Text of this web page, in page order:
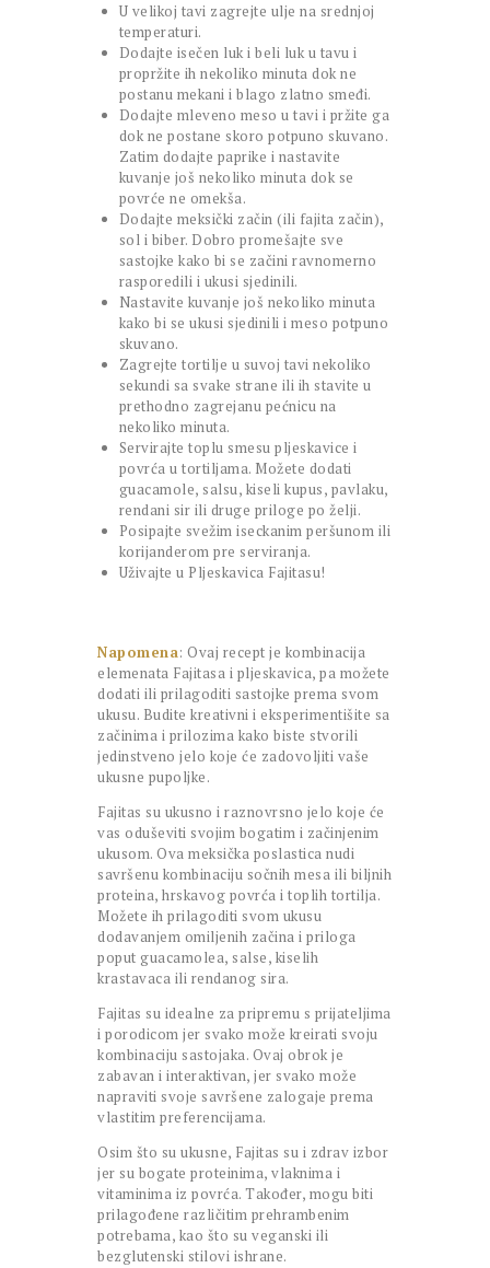
U velikoj tavi zagrejte ulje na srednjoj
temperaturi.
Dodajte isečen luk i beli luk u tavu i
propržite ih nekoliko minuta dok ne
postanu mekani i blago zlatno smeđi.
Dodajte mleveno meso u tavi i pržite ga
dok ne postane skoro potpuno skuvano.
Zatim dodajte paprike i nastavite
kuvanje još nekoliko minuta dok se
povrće ne omekša.
Dodajte meksički začin (ili fajita začin),
sol i biber. Dobro promešajte sve
sastojke kako bi se začini ravnomerno
rasporedili i ukusi sjedinili.
Nastavite kuvanje još nekoliko minuta
kako bi se ukusi sjedinili i meso potpuno
skuvano.
Zagrejte tortilje u suvoj tavi nekoliko
sekundi sa svake strane ili ih stavite u
prethodno zagrejanu pećnicu na
nekoliko minuta.
Servirajte toplu smesu pljeskavice i
povrća u tortiljama. Možete dodati
guacamole, salsu, kiseli kupus, pavlaku,
rendani sir ili druge priloge po želji.
Posipajte svežim iseckanim peršunom ili
korijanderom pre serviranja.
Uživajte u Pljeskavica Fajitasu!
Napomena: Ovaj recept je kombinacija
elemenata Fajitasa i pljeskavica, pa možete
dodati ili prilagoditi sastojke prema svom
ukusu. Budite kreativni i eksperimentišite sa
začinima i prilozima kako biste stvorili
jedinstveno jelo koje će zadovoljiti vaše
ukusne pupoljke.
Fajitas su ukusno i raznovrsno jelo koje će
vas oduševiti svojim bogatim i začinjenim
ukusom. Ova meksička poslastica nudi
savršenu kombinaciju sočnih mesa ili biljnih
proteina, hrskavog povrća i toplih tortilja.
Možete ih prilagoditi svom ukusu
dodavanjem omiljenih začina i priloga
poput guacamolea, salse, kiselih
krastavaca ili rendanog sira.
Fajitas su idealne za pripremu s prijateljima
i porodicom jer svako može kreirati svoju
kombinaciju sastojaka. Ovaj obrok je
zabavan i interaktivan, jer svako može
napraviti svoje savršene zalogaje prema
vlastitim preferencijama.
Osim što su ukusne, Fajitas su i zdrav izbor
jer su bogate proteinima, vlaknima i
vitaminima iz povrća. Također, mogu biti
prilagođene različitim prehrambenim
potrebama, kao što su veganski ili
bezglutenski stilovi ishrane.